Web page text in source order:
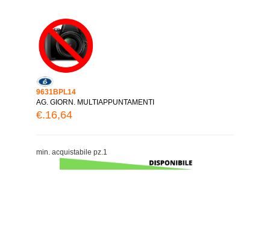
9631BPL14
AG. GIORN. MULTIAPPUNTAMENTI
€.16,64
min. acquistabile pz.1